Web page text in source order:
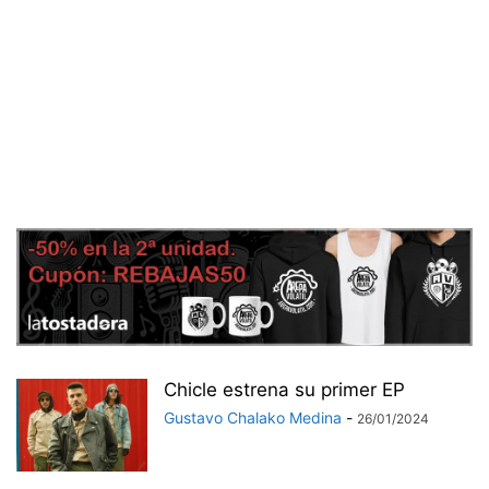
Chicle estrena su primer EP
Gustavo Chalako Medina - 26/01/2024